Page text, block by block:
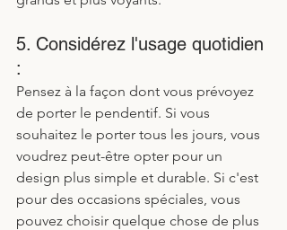
5. Considérez l'usage quotidien
:
Pensez à la façon dont vous prévoyez
de porter le pendentif. Si vous
souhaitez le porter tous les jours, vous
voudrez peut-être opter pour un
design plus simple et durable. Si c'est
pour des occasions spéciales, vous
pouvez choisir quelque chose de plus